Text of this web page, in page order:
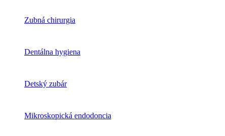
Zubná chirurgia
Dentálna hygiena
Detský zubár
Mikroskopická endodoncia